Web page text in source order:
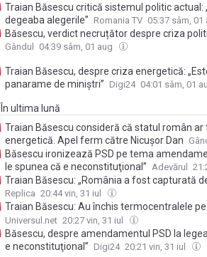
Traian Băsescu critică sistemul politic
degeaba alegerile” Romania TV 05:37 sâm, 01
Băsescu, verdict necruțător despre criza
de fapt, cam facem degeaba alegerile”
Gândul 04:39 sâm, 01 aug
Traian Băsescu, despre criza energetică:
panarame de miniștri” Digi24 04:01 sâm, 01
În ultima lună
Traian Băsescu consideră că statul român
energetică. Apel ferm către Nicușor Dan
Băsescu ironizează PSD pe tema
le spunea că e neconstituţional” Adevărul
Traian Băsescu: „România a fost capturată
Replica 20:44 vin, 31 iul
Traian Băsescu: Au închis termocentralele
de a le închide trebuie să aibă ceva cu care să
Universul.net 20:27 vin, 31 iul
Băsescu, despre amendamentul PSD la
e neconstituţional” Digi24 20:21 vin, 31 iul